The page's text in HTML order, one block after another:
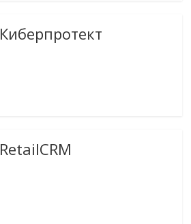
Киберпротект
RetailCRM